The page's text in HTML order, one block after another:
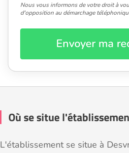
Nous vous informons de votre droit à
d'opposition au démarchage
Envoyer ma
Où se situe
L'établissement se situe à